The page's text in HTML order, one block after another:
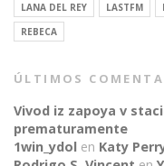
LANA DEL REY
LASTFM
REBECA
ÚLTIMOS
Vivod iz zapoya v
prematuramente
1win_ydol en Katy